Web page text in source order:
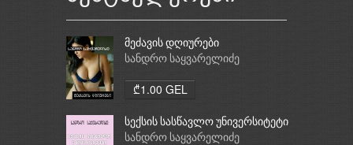
მეძავის დღიურები
სანდრო საყვარელიძე
₾1.00 GEL
სექსის სასწავლო უნივერსიტეტი
სანდრო საყვარელიძე